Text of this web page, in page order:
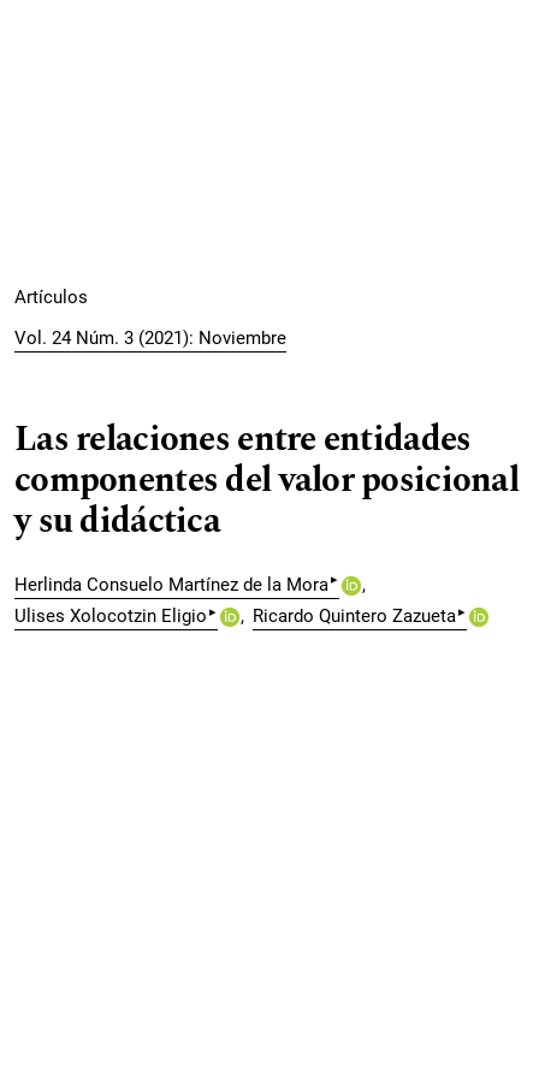
Artículos
Vol. 24 Núm. 3 (2021): Noviembre
Las relaciones entre entidades
componentes del valor posicional
y su didáctica
Herlinda Consuelo Martínez de la Mora▸
Ulises Xolocotzin Eligio ▸ Ricardo Quintero Zazueta▸